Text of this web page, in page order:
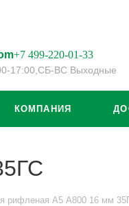
+7 499-220-01-33
17:00, СБ-ВС Выходные
КОМПАНИЯ
рифленая А5 А800 16 мм